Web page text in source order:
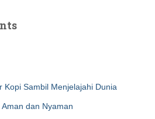
Kopi Sambil Menjelajahi Dunia
dan Nyaman